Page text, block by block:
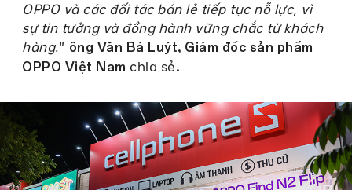
OPPO và các đối tác bán lẻ tiếp tục nỗ lực, vì
sự tin tưởng và đồng hành vững chắc từ khách
hàng.” ông Văn Bá Luýt, Giám đốc sản phẩm
OPPO Việt Nam chia sẻ.